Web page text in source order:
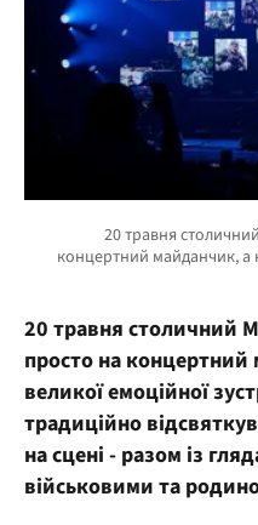
20 травня столичний
просто на концертний
великої емоційної
традиційно
на сцені - разом із
військовими та